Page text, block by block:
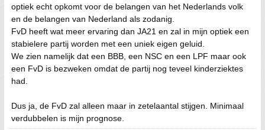
optiek echt opkomt voor de belangen van het Nederlands volk
en de belangen van Nederland als zodanig.
FvD heeft wat meer ervaring dan JA21 en zal in mijn optiek een
stabielere partij worden met een uniek eigen geluid.
We zien namelijk dat een BBB, een NSC en een LPF maar ook
een FvD is bezweken omdat de partij nog teveel kinderziektes
had.
Dus ja, de FvD zal alleen maar in zetelaantal stijgen. Minimaal
verdubbelen is mijn prognose.